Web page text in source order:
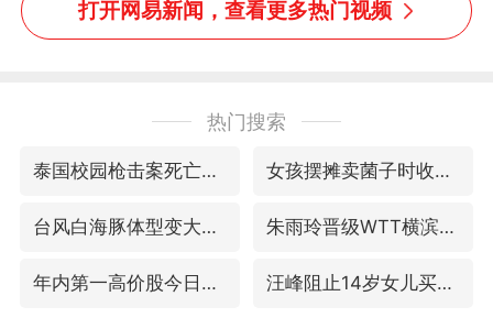
不带古筝的选手。”（来
打开网易新闻，查看更多热门视频
热门搜索
泰国校园枪击案死亡人数升至7人 女孩摆摊卖菌子时收到北大通知书
台风白海豚体型变大近似13个浙江面积 朱雨玲晋级WTT横滨冠军赛女单八强
年内第一高价股今日打新 汪峰阻止14岁女儿买大牌